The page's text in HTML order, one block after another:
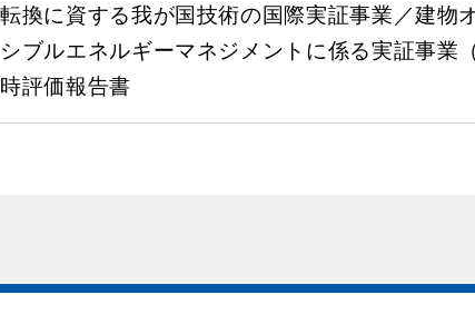
換に資する我が国技術の国際実証事業／建物
ブルエネルギーマネジメントに係る実証事業
評価報告書